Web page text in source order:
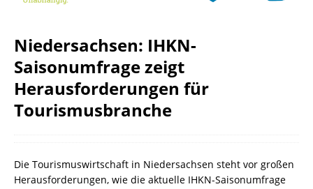
Niedersachsen: IHKN-
Saisonumfrage zeigt
Herausforderungen für
Tourismusbranche
Die Tourismuswirtschaft in Niedersachsen steht vor großen
Herausforderungen, wie die aktuelle IHKN-Saisonumfrage